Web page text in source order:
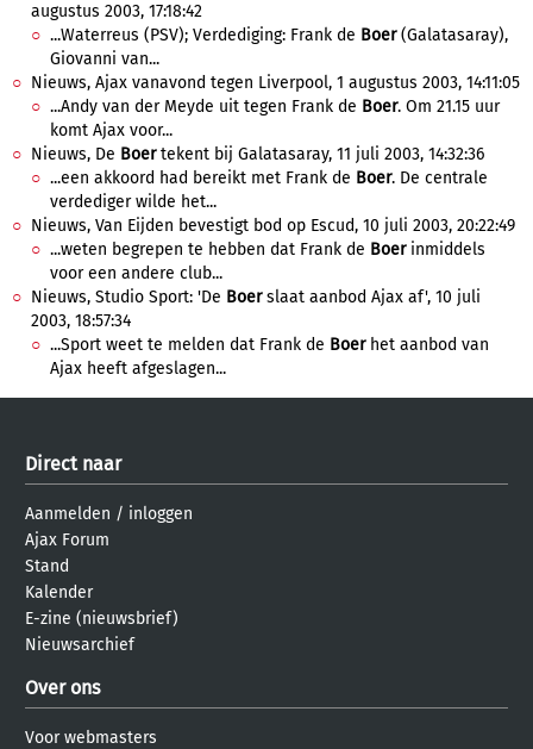
augustus 2003, 17:18:42
...Waterreus (PSV); Verdediging: Frank de Boer(Galatasaray),
Giovanni van...
Nieuws, Ajax vanavond tegen Liverpool, 1 augustus 2003, 14:11:05
...Andy van der Meyde uit tegen Frank de Boer. Om 21.15 uur
komt Ajax voor...
Nieuws, De Boertekent bij Galatasaray, 11 juli 2003, 14:32:36
...een akkoord had bereikt met Frank de Boer. De centrale
verdediger wilde het...
Nieuws, Van Eijden bevestigt bod op Escud, 10 juli 2003, 20:22:49
...weten begrepen te hebben dat Frank de Boerinmiddels
voor een andere club...
Nieuws, Studio Sport: 'De Boerslaat aanbod Ajax af', 10 juli
2003, 18:57:34
...Sport weet te melden dat Frank de Boerhet aanbod van
Ajax heeft afgeslagen...
Direct naar
Aanmelden / inloggen
Ajax Forum
Stand
Kalender
E-zine (nieuwsbrief)
Nieuwsarchief
Over ons
Voor webmasters